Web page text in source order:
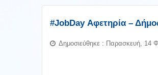
#JobDay Αφετηρία –
Δημοσιεύθηκε : Παρασκευή, 14